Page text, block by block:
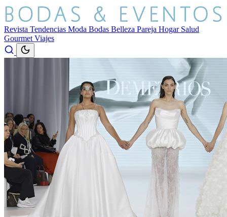
Revista Tendencias Moda Bodas Belleza Pareja Hogar Salud
Gourmet Viajes